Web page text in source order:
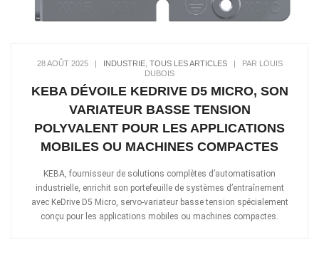
28 AOÛT 2025| INDUSTRIE, TOUS LES ARTICLES|
PAR LOUIS
DUBOIS
KEBA DÉVOILE KEDRIVE D5 MICRO, SON
VARIATEUR BASSE TENSION
POLYVALENT POUR LES APPLICATIONS
MOBILES OU MACHINES COMPACTES
KEBA, fournisseur de solutions complètes d’automatisation
industrielle, enrichit son portefeuille de systèmes d’entraînement
avec KeDrive D5 Micro, servo-variateur basse tension spécialement
conçu pour les applications mobiles ou machines compactes.